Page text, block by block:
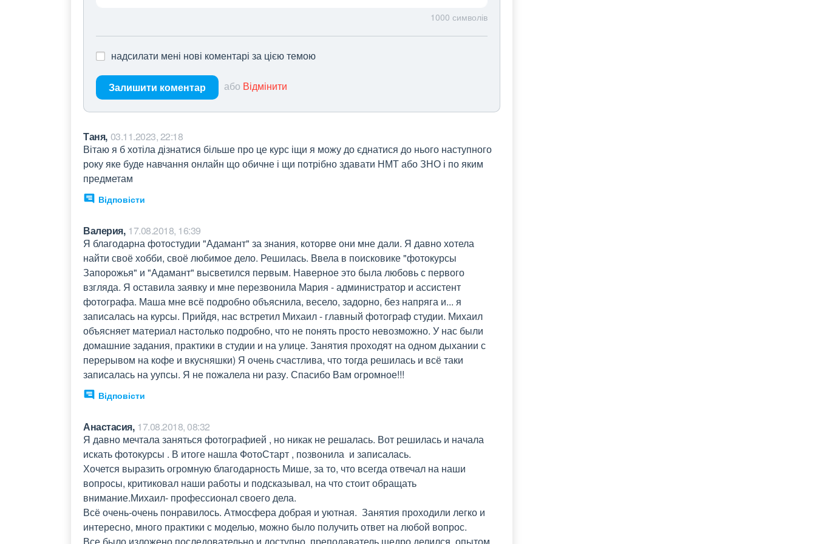
1000 символів
надсилати мені нові коментарі за цією темою
Залишити коментар або Відмінити
Таня, 03.11.2023, 22:18
Вітаю я б хотіла дізнатися більше про це курс іщи я можу до єднатися до нього наступного
року яке буде навчання онлайн що обичне і щи потрібно здавати НМТ або ЗНО і по яким
предметам
Відповісти
Валерия, 17.08.2018, 16:39
Я благодарна фотостудии "Адамант" за знания, которве они мне дали. Я давно хотела
найти своё хобби, своё любимое дело. Решилась. Ввела в поисковике "фотокурсы
Запорожья" и "Адамант" высветился первым. Наверное это была любовь с первого
взгляда. Я оставила заявку и мне перезвонила Мария - администратор и ассистент
фотографа. Маша мне всё подробно объяснила, весело, задорно, без напряга и... я
записалась на курсы. Прийдя, нас встретил Михаил - главный фотограф студии. Михаил
объясняет материал настолько подробно, что не понять просто невозможно. У нас были
домашние задания, практики в студии и на улице. Занятия проходят на одном дыхании с
перерывом на кофе и вкусняшки) Я очень счастлива, что тогда решилась и всё таки
записалась на уупсы. Я не пожалела ни разу. Спасибо Вам огромное!!!
Відповісти
Анастасия, 17.08.2018, 08:32
Я давно мечтала заняться фотографией , но никак не решалась. Вот решилась и начала
искать фотокурсы . В итоге нашла ФотоСтарт , позвонила  и записалась.
Хочется выразить огромную благодарность Мише, за то, что всегда отвечал на наши
вопросы, критиковал наши работы и подсказывал, на что стоит обращать
внимание.Михаил- профессионал своего дела.
Всё очень-очень понравилось. Атмосфера добрая и уютная.  Занятия проходили легко и
интересно, много практики с моделью, можно было получить ответ на любой вопрос.